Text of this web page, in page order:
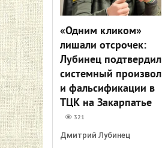
«Одним кликом»
лишали отсрочек:
Лубинец подтвердил
системный произвол
и фальсификации в
ТЦК на Закарпатье
321
Дмитрий Лубинец